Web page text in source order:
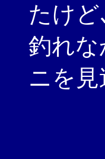
たけど
釣れな
ニを